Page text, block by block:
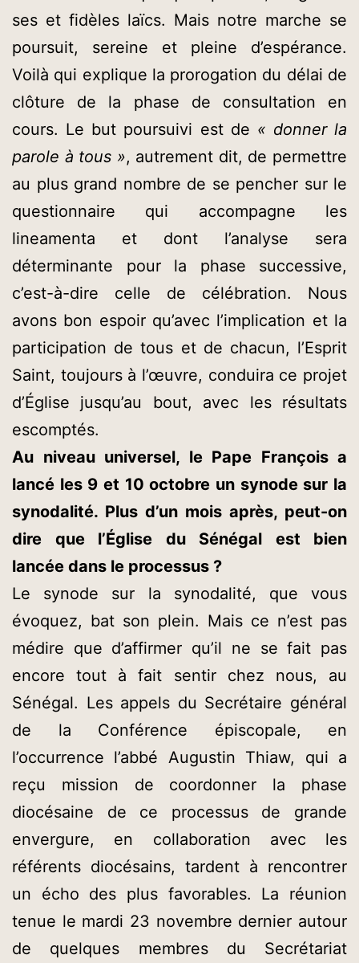
ses et fidèles laïcs. Mais notre marche se
poursuit, sereine et pleine d’espérance.
Voilà qui explique la prorogation du délai de
clôture de la phase de consultation en
cours. Le but poursuivi est de « donner la
parole à tous », autrement dit, de permettre
au plus grand nombre de se pencher sur le
questionnaire qui accompagne les
lineamenta et dont l’analyse sera
déterminante pour la phase successive,
c’est-à-dire celle de célébration. Nous
avons bon espoir qu’avec l’implication et la
participation de tous et de chacun, l’Esprit
Saint, toujours à l’œuvre, conduira ce projet
d’Église jusqu’au bout, avec les résultats
escomptés.
Au niveau universel, le Pape François a
lancé les 9 et 10 octobre un synode sur la
synodalité. Plus d’un mois après, peut-on
dire que l’Église du Sénégal est bien
lancée dans le processus ?
Le synode sur la synodalité, que vous
évoquez, bat son plein. Mais ce n’est pas
médire que d’affirmer qu’il ne se fait pas
encore tout à fait sentir chez nous, au
Sénégal. Les appels du Secrétaire général
de la Conférence épiscopale, en
l’occurrence l’abbé Augustin Thiaw, qui a
reçu mission de coordonner la phase
diocésaine de ce processus de grande
envergure, en collaboration avec les
référents diocésains, tardent à rencontrer
un écho des plus favorables. La réunion
tenue le mardi 23 novembre dernier autour
de quelques membres du Secrétariat